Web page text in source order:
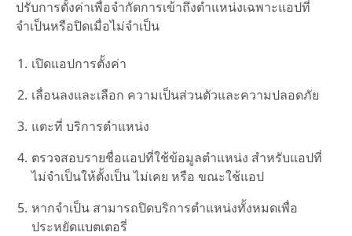
ปรับการตั้งค่าเพื่อจำกัดการเข้าถึงตำแหน่งเฉพาะแอปที่
จำเป็นหรือปิดเมื่อไม่จำเป็น
เปิดแอปการตั้งค่า
เลื่อนลงและเลือก ความเป็นส่วนตัวและความปลอดภัย
แตะที่ บริการตำแหน่ง
ตรวจสอบรายชื่อแอปที่ใช้ข้อมูลตำแหน่ง สำหรับแอปที่
ไม่จำเป็นให้ตั้งเป็น ไม่เคย หรือ ขณะใช้แอป
หากจำเป็น สามารถปิดบริการตำแหน่งทั้งหมดเพื่อ
ประหยัดแบตเตอรี่